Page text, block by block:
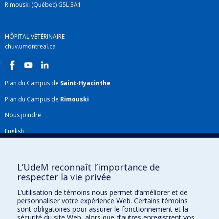
Rimouski (Québec) G5L 3A1
HÔPITAL VÉTÉRINAIRE
chuv.umontreal.ca
Plan du Campus de Saint-Hyacinthe
Plan du Campus de Rimouski
Nous joindre
English
Plan du site
Accessibilité
Gabarits et image de marque
Agenda FMV & calendrier académique
L’UdeM reconnaît l’importance de
respecter la vie privée
L’utilisation de témoins nous permet d’améliorer et de
personnaliser votre expérience Web. Certains témoins
sont obligatoires pour assurer le fonctionnement et la
sécurité du site Web, alors que d’autres enregistrent vos